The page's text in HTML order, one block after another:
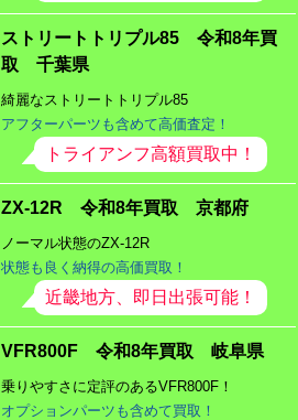
ストリートトリプル85 令和8年買
取 千葉県
綺麗なストリートトリプル85
アフターパーツも含めて高価査定！
トライアンフ高額買取中！
ZX-12R 令和8年買取 京都府
ノーマル状態のZX-12R
状態も良く納得の高価買取！
近畿地方、即日出張可能！
VFR800F 令和8年買取 岐阜県
乗りやすさに定評のあるVFR800F！
オプションパーツも含めて買取！